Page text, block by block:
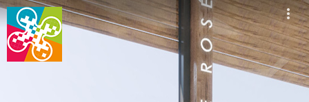
Centre Loire
Quincy - Haute Victoire
Menetou-Salon Rouge - Le Prieuré des Aublats
Menetou-Salon Blanc - Le Prieuré des Aublats